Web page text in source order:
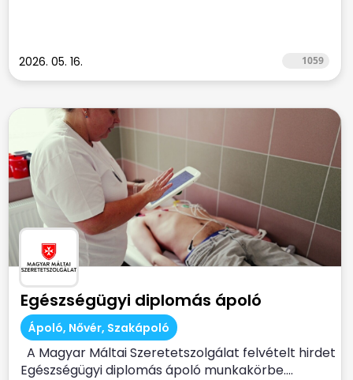
2026. 05. 16. 1059
Egészségügyi diplomás ápoló
Ápoló, Nővér, Szakápoló
A Magyar Máltai Szeretetszolgálat felvételt hirdet
Egészségügyi diplomás ápoló munkakörbe....